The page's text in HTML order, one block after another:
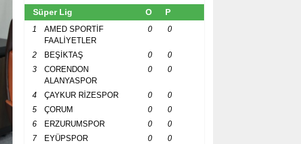
Süper Lig O P
1
AMED SPORTİF
FAALİYETLER
0 0
2 BEŞİKTAŞ 0
0
3
CORENDON
ALANYASPOR
0 0
4 ÇAYKUR RİZESPOR 0
0
5
ÇORUM 0
0
6
ERZURUMSPOR 0
0
7
EYÜPSPOR 0
0